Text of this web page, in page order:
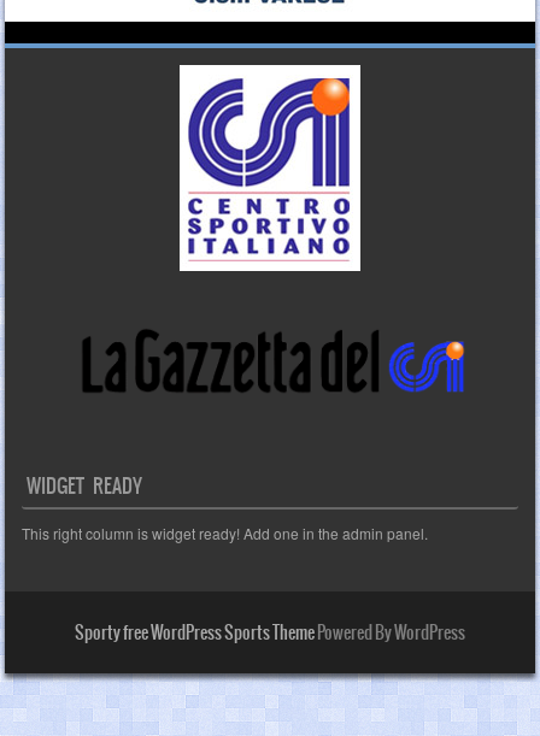
WIDGET READY
This right column is widget ready! Add one in the admin panel.
Sporty free WordPress Sports ThemePowered By WordPress